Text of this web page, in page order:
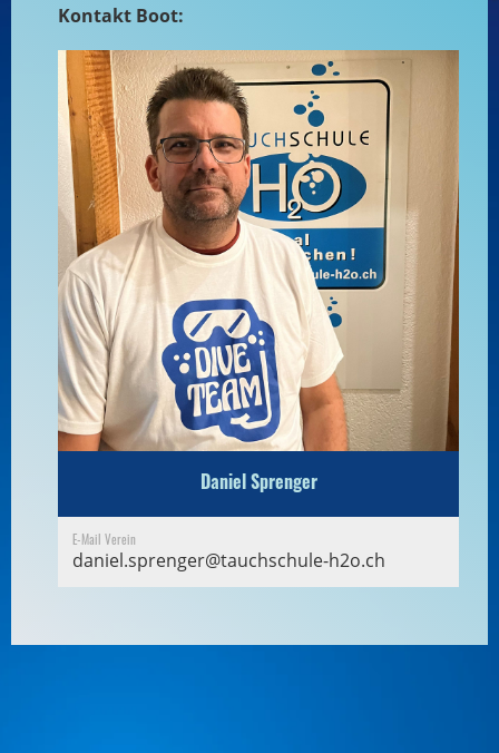
Kontakt Boot:
Daniel Sprenger
E-Mail Verein
daniel.sprenger@tauchschule-h2o.ch